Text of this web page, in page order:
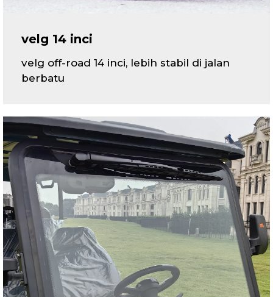
velg 14 inci
velg off-road 14 inci, lebih stabil di jalan
berbatu